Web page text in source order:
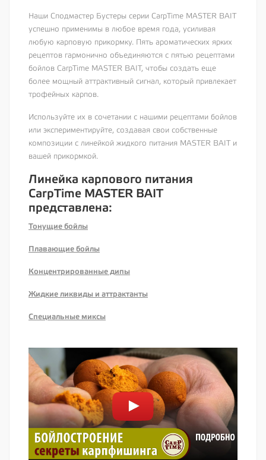
Наши Сподмастер Бустеры серии CarpTime MASTER BAIT
успешно применимы в любое время года, усиливая
любую карповую прикормку. Пять ароматических ярких
рецептов гармонично объединяются с пятью рецептами
бойлов CarpTime MASTER BAIT, чтобы создать еще
более мощный аттрактивный сигнал, который привлекает
трофейных карпов.
Используйте их в сочетании с нашими рецептами бойлов
или экспериментируйте, создавая свои собственные
композиции с линейкой жидкого питания MASTER BAIT и
вашей прикормкой.
Линейка карпового питания
CarpTime MASTER BAIT
представлена:
Тонущие бойлы
Плавающие бойлы
Концентрированные дипы
Жидкие ликвиды и аттрактанты
Специальные миксы